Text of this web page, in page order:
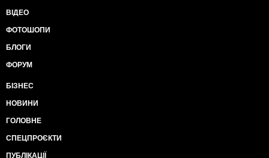
ВІДЕО
ФОТОШОПИ
БЛОГИ
ФОРУМ
БІЗНЕС
НОВИНИ
ГОЛОВНЕ
СПЕЦПРОЄКТИ
ПУБЛІКАЦІЇ